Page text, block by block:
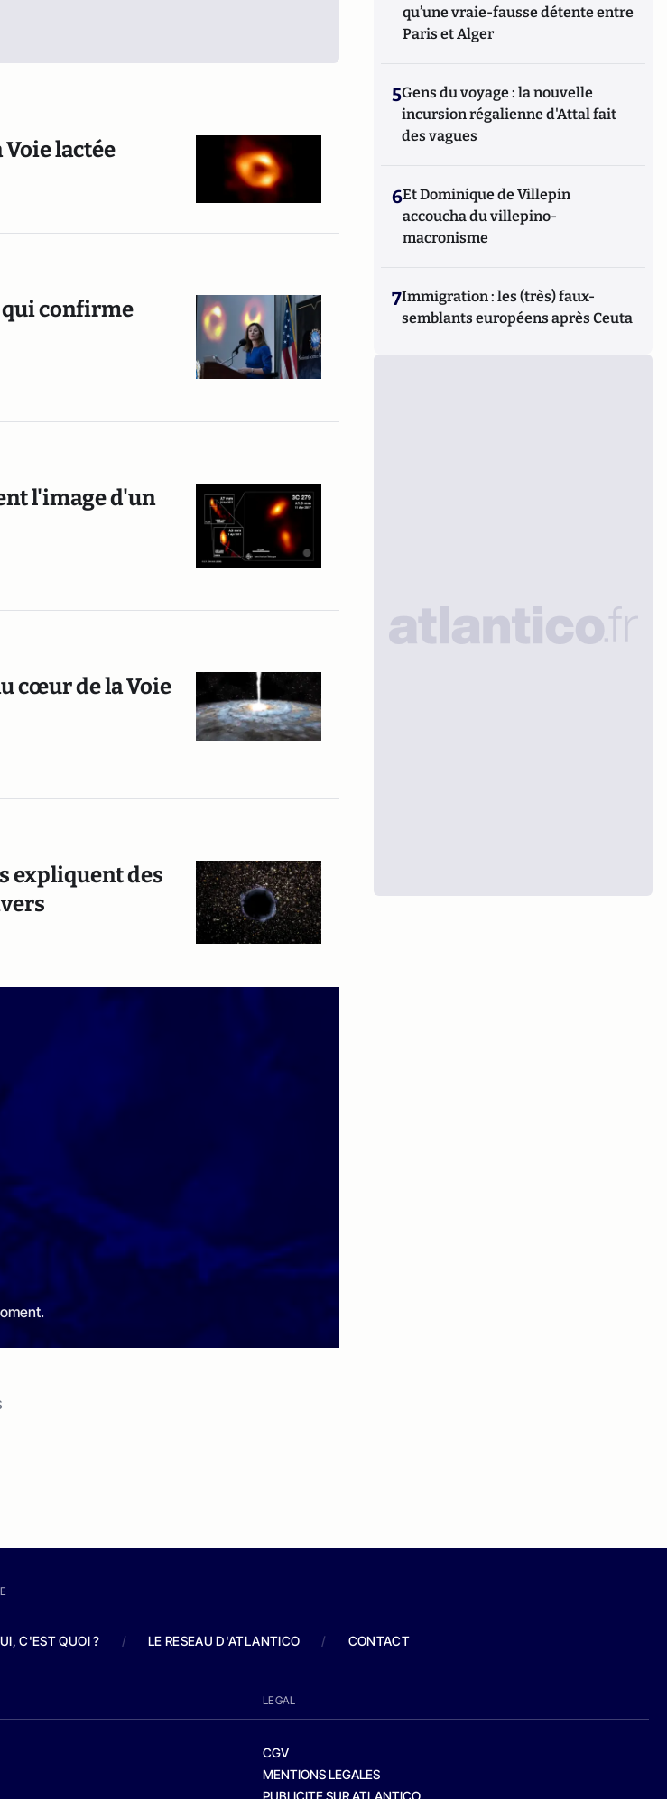
lactée
qui confirme
l'image d'un
cœur de la Voie
expliquent des
qu’une vraie-fausse détente entre
Paris et Alger
5Gens du voyage : la nouvelle
incursion régalienne d'Attal fait
des vagues
6Et Dominique de Villepin
accoucha du villepino-
macronisme
7Immigration : les (très) faux-
semblants européens après Ceuta
C'EST QUOI ? / LE RESEAU D'ATLANTICO / CONTACT
LEGAL
CGV
MENTIONS LEGALES
PUBLICITE SUR ATLANTICO